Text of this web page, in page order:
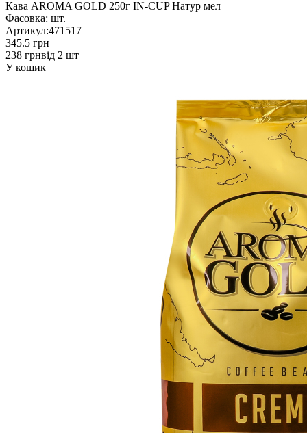
Кава AROMA GOLD 250г IN-CUP Натур мел
Фасовка: шт.
Артикул:471517
345.5 грн
238 грнвід 2 шт
У кошик